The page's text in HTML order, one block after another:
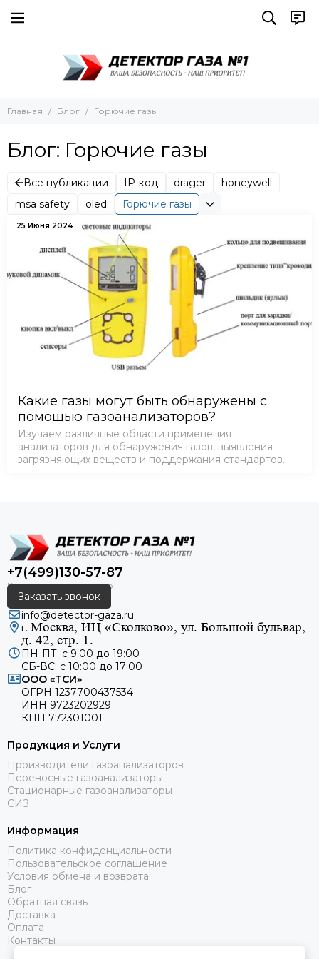
Главная Блог Горючие газы
Блог: Горючие газы
Все публикации IP-код drager
honeywell
msa safety
oled Горючие газы
25 Июня 2024
Какие газы могут быть обнаружены с
помощью газоанализаторов?
Изучаем различные области применения
анализаторов для обнаружения газов, выявления
загрязняющих веществ и поддержания стандартов
+7(499)130-57-87
Заказать звонок
info@detector-gaza.ru
г. Москва, ИЦ «Сколково», ул. Большой бульвар,
д. 42, стр. 1.
ПН-ПТ: с 9:00 до 19:00
СБ-ВС: с 10:00 до 17:00
ООО «ТСИ»
ОГРН 1237700437534
ИНН 9723202929
КПП 772301001
Продукция и Услуги
Производители газоанализаторов
Переносные газоанализаторы
Стационарные газоанализаторы
СИЗ
Информация
Политика конфиденциальности
Пользовательское соглашение
Условия обмена и возврата
Блог
Обратная связь
Доставка
Оплата
Контакты